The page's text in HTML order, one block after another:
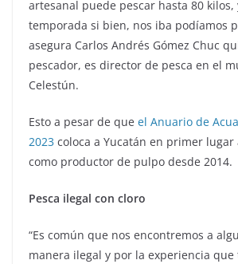
artesanal puede pescar hasta 80 kilos,
temporada si bien, nos iba podíamos
asegura Carlos Andrés Gómez Chuc
pescador, es director de pesca en el
Celestún.
Esto a pesar de que el Anuario de
2023 coloca a Yucatán en primer
como productor de pulpo desde 2014.
Pesca ilegal con cloro
“Es común que nos encontremos a
manera ilegal y por la experiencia que